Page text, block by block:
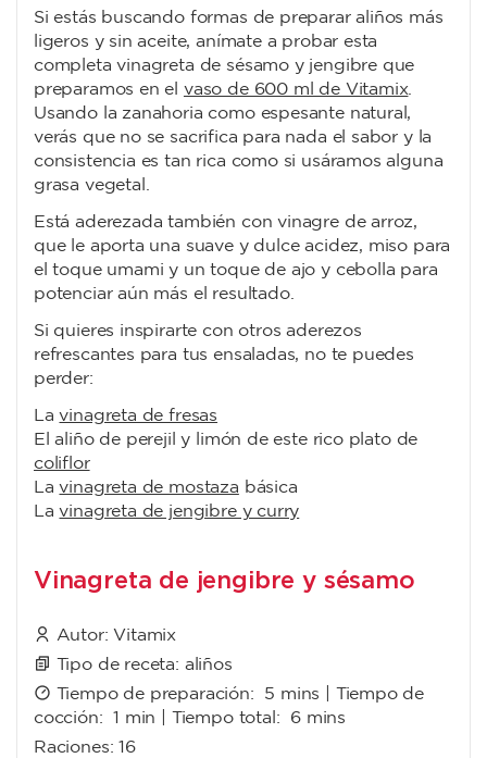
Si estás buscando formas de preparar aliños más
ligeros y sin aceite, anímate a probar esta
completa vinagreta de sésamo y jengibre que
preparamos en el vaso de 600 ml de Vitamix.
Usando la zanahoria como espesante natural,
verás que no se sacrifica para nada el sabor y la
consistencia es tan rica como si usáramos alguna
grasa vegetal.
Está aderezada también con vinagre de arroz,
que le aporta una suave y dulce acidez, miso para
el toque umami y un toque de ajo y cebolla para
potenciar aún más el resultado.
Si quieres inspirarte con otros aderezos
refrescantes para tus ensaladas, no te puedes
perder:
Lavinagreta de fresas
El aliño de perejil y limón de este rico plato de
coliflor
Lavinagreta de mostaza básica
Lavinagreta de jengibre y curry
Vinagreta de jengibre y sésamo
Autor: Vitamix
Tipo de receta: aliños
Tiempo de preparación: 5 mins | Tiempo de
cocción:1 min | Tiempo total: 6 mins
Raciones:16